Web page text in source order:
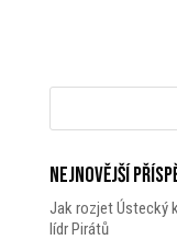
Nejnovější
Jak rozjet Ústecký
lídr Pirátů